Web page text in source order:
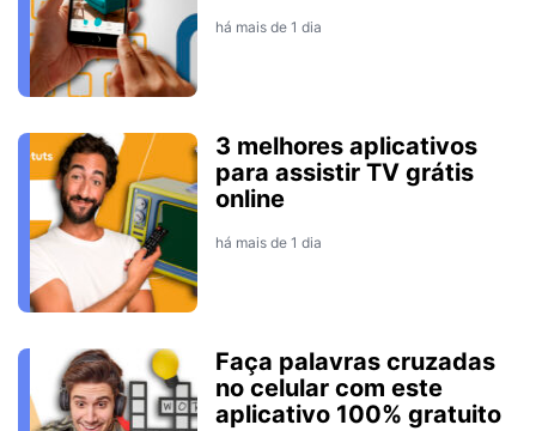
há mais de 1 dia
3 melhores aplicativos
para assistir TV grátis
online
há mais de 1 dia
Faça palavras cruzadas
no celular com este
aplicativo 100% gratuito